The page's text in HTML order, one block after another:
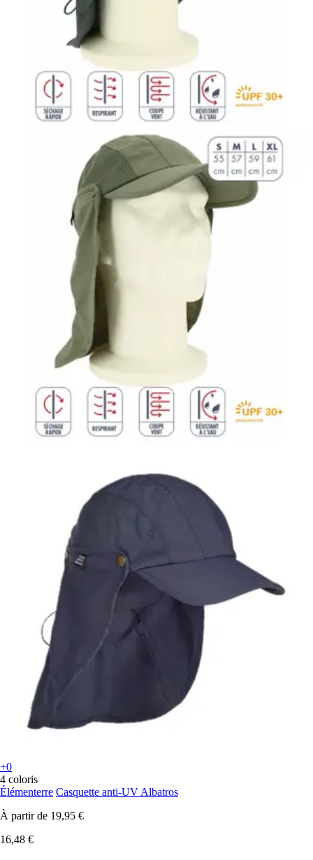
+0
4 coloris
Élémenterre Casquette anti-UV Albatros
À partir de 19,95 €
16,48 €